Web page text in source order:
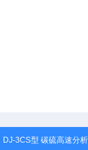
DJ-3CS型 碳硫高速分